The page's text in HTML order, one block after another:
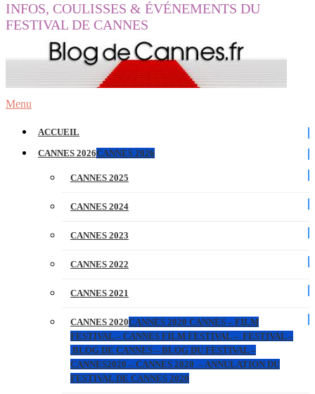
INFOS, COULISSES & ÉVÉNEMENTS DU
FESTIVAL DE CANNES
Menu
ACCUEIL
CANNES 2026CANNES 2026
CANNES 2025
CANNES 2024
CANNES 2023
CANNES 2022
CANNES 2021
CANNES 2020CANNES 2020 CANNES – FILM
FESTIVAL – CANNES FILM FESTIVAL – FESTIVAL –
BLOG DE CANNES – BLOG DU FESTIVAL –
CANNES2020 – CANNES 2020 – ANNULATION DU
FESTIVAL DE CANNES 2020